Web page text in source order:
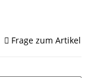
Frage zum Artikel